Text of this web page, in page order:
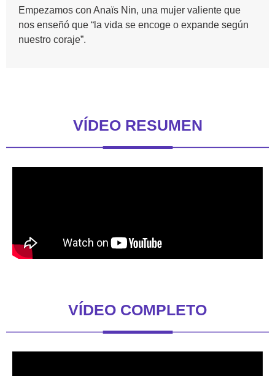
Empezamos con Anaïs Nin, una mujer valiente que
nos enseñó que “la vida se encoge o expande según
nuestro coraje”.
VÍDEO RESUMEN
VÍDEO COMPLETO